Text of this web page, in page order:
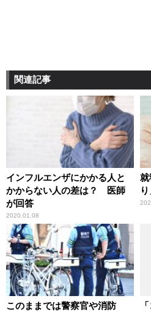
関連記事
インフルエンザにかかる人と
かからない人の差は？ 医師
が回答
2020.01.08
就
このままでは警察官や消防